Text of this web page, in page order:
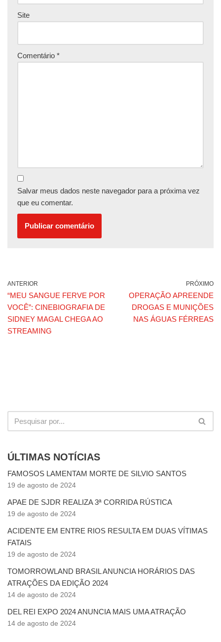
Site
Comentário *
Salvar meus dados neste navegador para a próxima vez
que eu comentar.
ANTERIOR
“MEU SANGUE FERVE POR
VOCÊ”: CINEBIOGRAFIA DE
SIDNEY MAGAL CHEGA AO
STREAMING
PRÓXIMO
OPERAÇÃO APREENDE
DROGAS E MUNIÇÕES
NAS ÁGUAS FÉRREAS
ÚLTIMAS NOTÍCIAS
FAMOSOS LAMENTAM MORTE DE SILVIO SANTOS
19 de agosto de 2024
APAE DE SJDR REALIZA 3ª CORRIDA RÚSTICA
19 de agosto de 2024
ACIDENTE EM ENTRE RIOS RESULTA EM DUAS VÍTIMAS
FATAIS
19 de agosto de 2024
TOMORROWLAND BRASIL ANUNCIA HORÁRIOS DAS
ATRAÇÕES DA EDIÇÃO 2024
14 de agosto de 2024
DEL REI EXPO 2024 ANUNCIA MAIS UMA ATRAÇÃO
14 de agosto de 2024